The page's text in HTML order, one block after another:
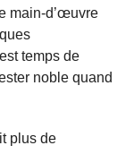
main-d’œuvre
temps de
noble quand
plus de